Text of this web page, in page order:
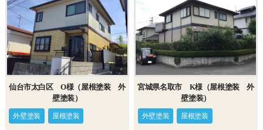
仙台市太白区 O様（屋根塗装 外
壁塗装）
外壁塗装 屋根塗装
宮城県名取市 K様（屋根塗装 外
壁塗装）
外壁塗装 屋根塗装